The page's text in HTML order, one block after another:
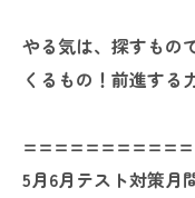
やる気は、探すもの
くるもの！前進する
5月6月テスト対策月